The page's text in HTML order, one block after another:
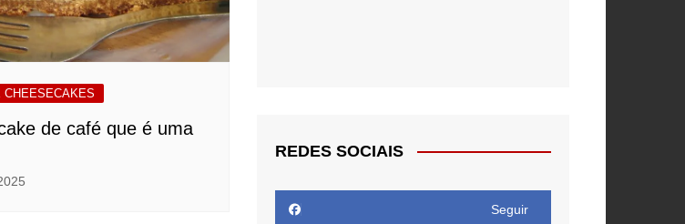
CHEESECAKES
de café que é uma
REDES SOCIAIS
Seguir